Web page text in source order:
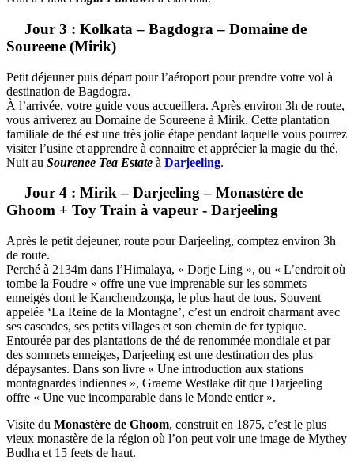
Jour 3 : Kolkata – Bagdogra – Domaine de
Soureene (Mirik)
Petit déjeuner puis départ pour l’aéroport pour prendre votre vol à
destination de Bagdogra.
À l’arrivée, votre guide vous accueillera. Après environ 3h de route,
vous arriverez au Domaine de Soureene à Mirik. Cette plantation
familiale de thé est une très jolie étape pendant laquelle vous pourrez
visiter l’usine et apprendre à connaitre et apprécier la magie du thé.
Nuit au Sourenee Tea Estate à Darjeeling.
Jour 4 : Mirik – Darjeeling – Monastère de
Ghoom + Toy Train à vapeur - Darjeeling
Après le petit dejeuner, route pour Darjeeling, comptez environ 3h
de route.
Perché à 2134m dans l’Himalaya, « Dorje Ling », ou « L’endroit où
tombe la Foudre » offre une vue imprenable sur les sommets
enneigés dont le Kanchendzonga, le plus haut de tous. Souvent
appelée ‘La Reine de la Montagne’, c’est un endroit charmant avec
ses cascades, ses petits villages et son chemin de fer typique.
Entourée par des plantations de thé de renommée mondiale et par
des sommets enneiges, Darjeeling est une destination des plus
dépaysantes. Dans son livre « Une introduction aux stations
montagnardes indiennes », Graeme Westlake dit que Darjeeling
offre « Une vue incomparable dans le Monde entier ».
Visite du Monastère de Ghoom, construit en 1875, c’est le plus
vieux monastère de la région où l’on peut voir une image de Mythey
Budha et 15 feets de haut.